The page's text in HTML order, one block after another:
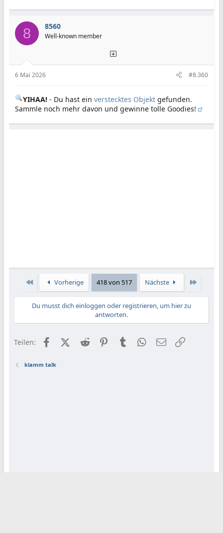
8 8560
Well-known member
6 Mai 2026 #8.360
YIHAA! - Du hast ein verstecktes Objekt gefunden.
Sammle noch mehr davon und gewinne tolle Goodies!
Erste Vorherige 418 von 517 Nächste
Du musst dich einloggen oder registrieren, um hier zu
antworten.
Teilen: FacebookX (Twitter)
Reddit PinterestTumblr WhatsApp
E-Mail
klamm talk